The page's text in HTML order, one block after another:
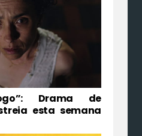
Drama de
esta semana